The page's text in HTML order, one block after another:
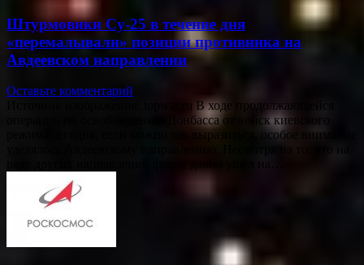
Штурмовики Су-25 в течение дня
«перемалывали» позиции противника на
Авдеевском направлении
Оставьте комментарий
Источник изображения: topwar.ru В ходе продолжающейся
операции по освобождению Донбасса от войск киевского
режима сегодня, если можно так выразиться, особое внимание